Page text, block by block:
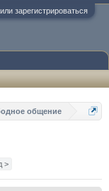
зарегистрироваться
общение
>